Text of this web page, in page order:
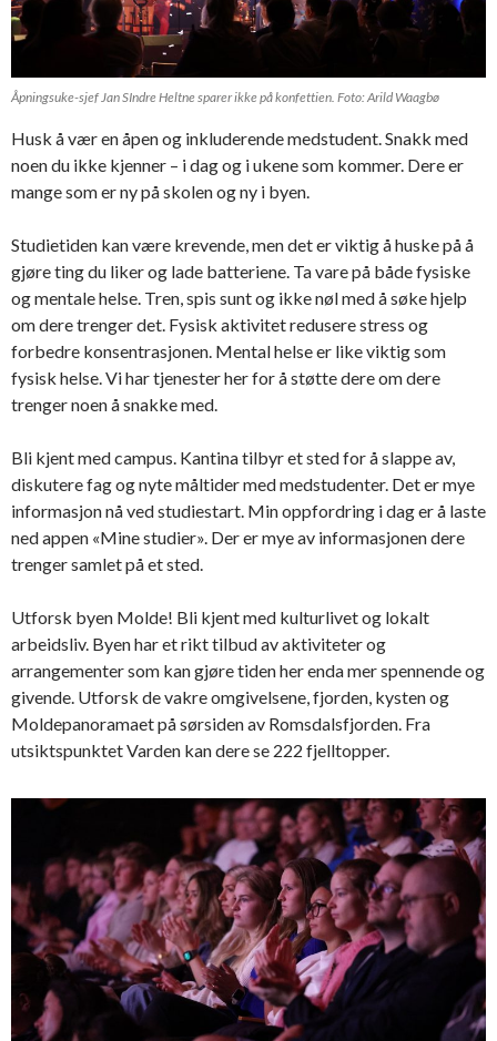
Åpningsuke-sjef Jan SIndre Heltne sparer ikke på konfettien. Foto: Arild Waagbø
Husk å vær en åpen og inkluderende medstudent. Snakk med
noen du ikke kjenner – i dag og i ukene som kommer. Dere er
mange som er ny på skolen og ny i byen.
Studietiden kan være krevende, men det er viktig å huske på å
gjøre ting du liker og lade batteriene. Ta vare på både fysiske
og mentale helse. Tren, spis sunt og ikke nøl med å søke hjelp
om dere trenger det. Fysisk aktivitet redusere stress og
forbedre konsentrasjonen. Mental helse er like viktig som
fysisk helse. Vi har tjenester her for å støtte dere om dere
trenger noen å snakke med.
Bli kjent med campus. Kantina tilbyr et sted for å slappe av,
diskutere fag og nyte måltider med medstudenter. Det er mye
informasjon nå ved studiestart. Min oppfordring i dag er å laste
ned appen «Mine studier». Der er mye av informasjonen dere
trenger samlet på et sted.
Utforsk byen Molde! Bli kjent med kulturlivet og lokalt
arbeidsliv. Byen har et rikt tilbud av aktiviteter og
arrangementer som kan gjøre tiden her enda mer spennende og
givende. Utforsk de vakre omgivelsene, fjorden, kysten og
Moldepanoramaet på sørsiden av Romsdalsfjorden. Fra
utsiktspunktet Varden kan dere se 222 fjelltopper.